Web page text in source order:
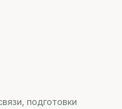
подготовки